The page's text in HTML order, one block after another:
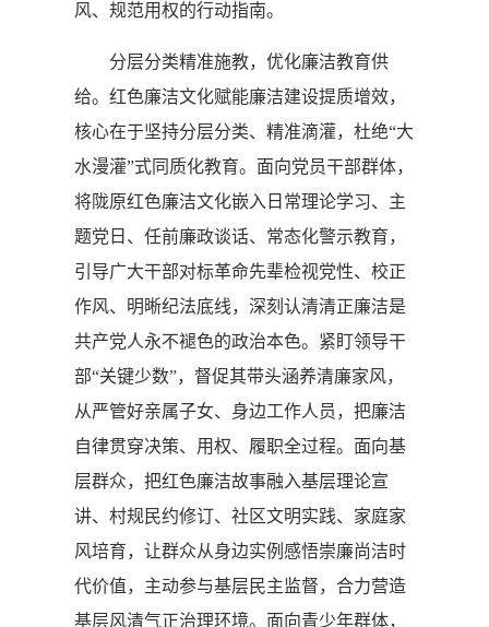
风、规范用权的行动指南。
分层分类精准施教，优化廉洁教育供
给。红色廉洁文化赋能廉洁建设提质增效，
核心在于坚持分层分类、精准滴灌，杜绝“大
水漫灌”式同质化教育。面向党员干部群体，
将陇原红色廉洁文化嵌入日常理论学习、主
题党日、任前廉政谈话、常态化警示教育，
引导广大干部对标革命先辈检视党性、校正
作风、明晰纪法底线，深刻认清清正廉洁是
共产党人永不褪色的政治本色。紧盯领导干
部“关键少数”，督促其带头涵养清廉家风，
从严管好亲属子女、身边工作人员，把廉洁
自律贯穿决策、用权、履职全过程。面向基
层群众，把红色廉洁故事融入基层理论宣
讲、村规民约修订、社区文明实践、家庭家
风培育，让群众从身边实例感悟崇廉尚洁时
代价值，主动参与基层民主监督，合力营造
基层风清气正治理环境。面向青少年群体，